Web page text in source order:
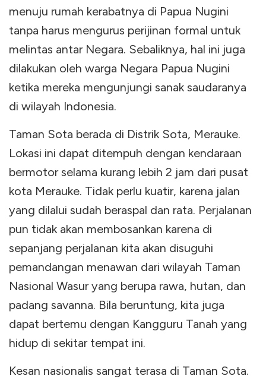
menuju rumah kerabatnya di Papua Nugini
tanpa harus mengurus perijinan formal untuk
melintas antar Negara. Sebaliknya, hal ini juga
dilakukan oleh warga Negara Papua Nugini
ketika mereka mengunjungi sanak saudaranya
di wilayah Indonesia.
Taman Sota berada di Distrik Sota, Merauke.
Lokasi ini dapat ditempuh dengan kendaraan
bermotor selama kurang lebih 2 jam dari pusat
kota Merauke. Tidak perlu kuatir, karena jalan
yang dilalui sudah beraspal dan rata. Perjalanan
pun tidak akan membosankan karena di
sepanjang perjalanan kita akan disuguhi
pemandangan menawan dari wilayah Taman
Nasional Wasur yang berupa rawa, hutan, dan
padang savanna. Bila beruntung, kita juga
dapat bertemu dengan Kangguru Tanah yang
hidup di sekitar tempat ini.
Kesan nasionalis sangat terasa di Taman Sota.